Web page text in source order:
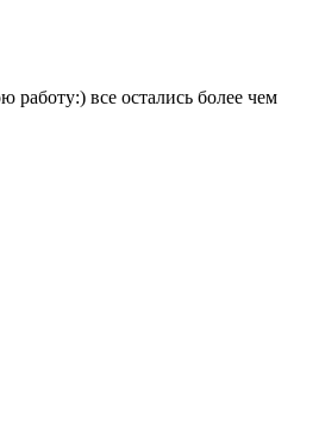
работу:) все остались более чем